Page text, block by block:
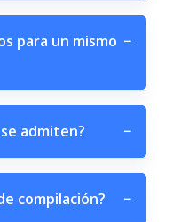
para un mismo −
admiten? −
compilación? −